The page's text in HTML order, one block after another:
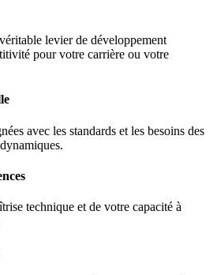
levier de développement
pour votre carrière ou votre
avec les standards et les besoins des
technique et de votre capacité à